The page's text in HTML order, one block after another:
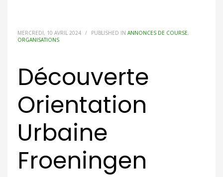
MERCREDI, 10 AVRIL 2024 / PUBLISHED IN ANNONCES DE COURSE,
ORGANISATIONS
Découverte
Orientation
Urbaine
Froeningen